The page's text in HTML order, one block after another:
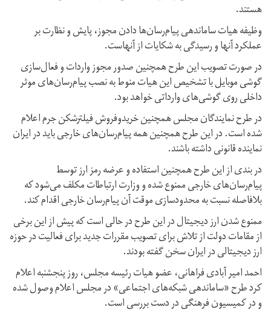
هستند.
وظیفه هیات ساماندهی پیام‌رسان‌ها دادن مجوز، پایش و نظارت بر
عملکرد آنها و رسیدگی به شکایات از آنهاست.
در صورت تصویب این طرح همچنین صدور مجوز واردات و فعال‌سازی
گوشی موبایل با تشخیص این هیات منوط به نصب پیام‌رسان‌های موثر
داخلی روی گوشی‌های وارداتی خواهد بود.
در طرح نمایندگان مجلس همچنین خریدوفروش فیلترشکن جرم اعلام
شده است. در این طرح همچنین همه پیام‌رسان‌های خارجی باید در ایران
نماینده قانونی داشته باشند.
در بندی از این طرح همچنین استفاده و عرضه رمز ارز توسط
پیام‌رسان‌های خارجی ممنوع شده و وزارت ارتباطات مکلف می‌شود که
بلافاصله نسبت به محدودسازی موقت آن پیام‌رسان خارجی اقدام کند.
ممنوع شدن ارز دیجیتال در این طرح در حالی است که پیش از این برخی
از مقامات دولت از تلاش برای تصویب مقررات جدید برای فعالیت در حوزه
ارز دیجیتالی در ایران سخن گفته بودند.
احمد امیر آبادی فراهانی، عضو هیات رئیسه مجلس، روز پنجشنبه اعلام
کرد طرح «ساماندهی شبکه‌های اجتماعی» در مجلس اعلام وصول شده
و در کمیسیون فرهنگی در دست بررسی است.